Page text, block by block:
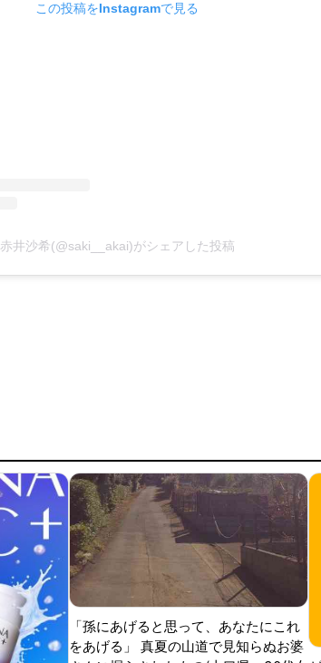
この投稿をInstagramで見る
赤井沙希(@saki__akai)がシェアした投稿
「孫にあげると思って、あなたにこれ
をあげる」 真夏の山道で見知らぬお婆